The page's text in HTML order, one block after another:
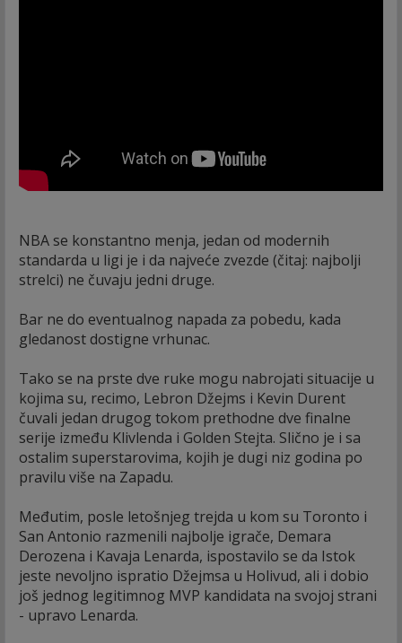
NBA se konstantno menja, jedan od modernih
standarda u ligi je i da najveće zvezde (čitaj: najbolji
strelci) ne čuvaju jedni druge.
Bar ne do eventualnog napada za pobedu, kada
gledanost dostigne vrhunac.
Tako se na prste dve ruke mogu nabrojati situacije u
kojima su, recimo, Lebron Džejms i Kevin Durent
čuvali jedan drugog tokom prethodne dve finalne
serije između Klivlenda i Golden Stejta. Slično je i sa
ostalim superstarovima, kojih je dugi niz godina po
pravilu više na Zapadu.
Međutim, posle letošnjeg trejda u kom su Toronto i
San Antonio razmenili najbolje igrače, Demara
Derozena i Kavaja Lenarda, ispostavilo se da Istok
jeste nevoljno ispratio Džejmsa u Holivud, ali i dobio
još jednog legitimnog MVP kandidata na svojoj strani
- upravo Lenarda.